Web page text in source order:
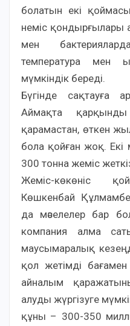
болатын екі
неміс қондырғылары
мен
температура мен
мүмкіндік береді.
Бүгінде сақтауға
Аймақта қарқынды
қарамастан, өткен
бола қойған жоқ.
300 тонна жеміс
Жеміс-көкөніс
Көшкенбай
да мәселелер бар
компания алма
маусымаралық
қол жетімді
айналым
алуды жүргізуге
құны – 300-350